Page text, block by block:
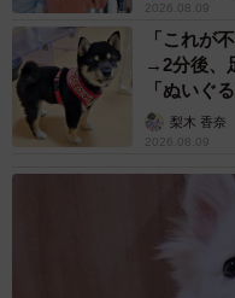
2026.08.09
「これが
→2分後、
「ぬいぐ
梨木 香奈
2026.08.09